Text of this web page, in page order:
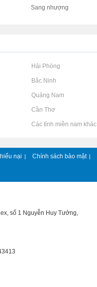
Sang nhượng
Rao vặt tại Hải Phòng
Rao vặt tại Bắc Ninh
Rao vặt tại Quảng Nam
Rao vặt tại Cần Thơ
Rao vặt tại Các tỉnh miền nam khác
nại | Chính sách bảo mật |
số 1 Nguyễn Huy Tưởng,